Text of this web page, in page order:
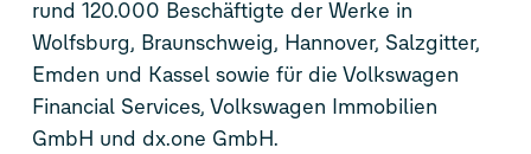
rund 120.000 Beschäftigte der Werke in
Wolfsburg, Braunschweig, Hannover, Salzgitter,
Emden und Kassel sowie für die Volkswagen
Financial Services, Volkswagen Immobilien
GmbH und dx.one GmbH.